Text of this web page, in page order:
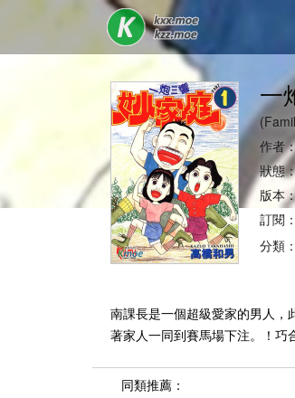
一
作者
狀態
版本
訂閱
分類：
南課長是一個超級愛家的男人
著家人一同到賽馬場下注。！巧
同類推薦：